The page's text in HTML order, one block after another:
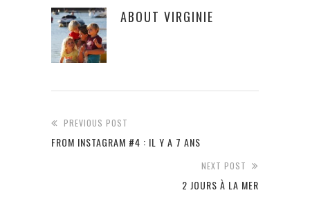
ABOUT VIRGINIE
PREVIOUS POST
FROM INSTAGRAM #4 : IL Y A 7 ANS
NEXT POST
2 JOURS À LA MER